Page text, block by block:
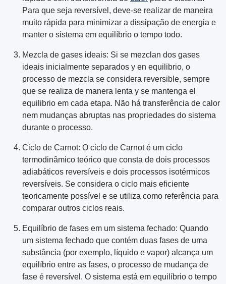
Para que seja reversível, deve-se realizar de maneira
muito rápida para minimizar a dissipação de energia e
manter o sistema em equilíbrio o tempo todo.
Mezcla de gases ideais: Si se mezclan dos gases
ideais inicialmente separados y en equilibrio, o
processo de mezcla se considera reversible, sempre
que se realiza de manera lenta y se mantenga el
equilibrio em cada etapa. Não há transferência de calor
nem mudanças abruptas nas propriedades do sistema
durante o processo.
Ciclo de Carnot: O ciclo de Carnot é um ciclo
termodinâmico teórico que consta de dois processos
adiabáticos reversíveis e dois processos isotérmicos
reversíveis. Se considera o ciclo mais eficiente
teoricamente possível e se utiliza como referência para
comparar outros ciclos reais.
Equilíbrio de fases em um sistema fechado: Quando
um sistema fechado que contém duas fases de uma
substância (por exemplo, líquido e vapor) alcança um
equilíbrio entre as fases, o processo de mudança de
fase é reversível. O sistema está em equilíbrio o tempo